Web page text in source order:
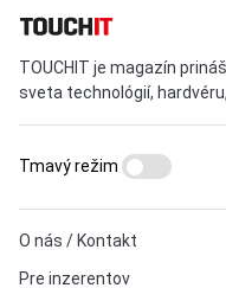
TOUCHIT je magazín
sveta technológií,
O nás / Kontakt
Pre inzerentov
Tmavý režim